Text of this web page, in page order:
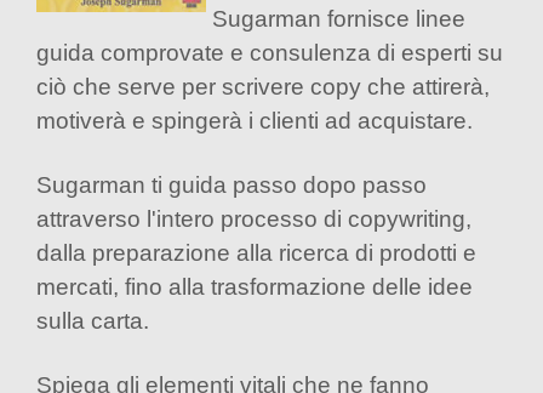
Sugarman fornisce linee
guida comprovate e consulenza di esperti su
ciò che serve per scrivere copy che attirerà,
motiverà e spingerà i clienti ad acquistare.
Sugarman ti guida passo dopo passo
attraverso l'intero processo di copywriting,
dalla preparazione alla ricerca di prodotti e
mercati, fino alla trasformazione delle idee
sulla carta.
Spiega gli elementi vitali che ne fanno